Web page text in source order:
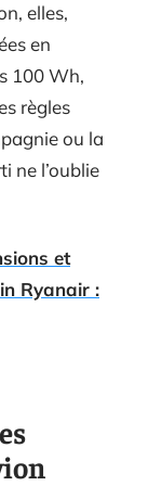
elles,
en
100 Wh,
règles
ou la
ne l’oublie
et
Ryanair :